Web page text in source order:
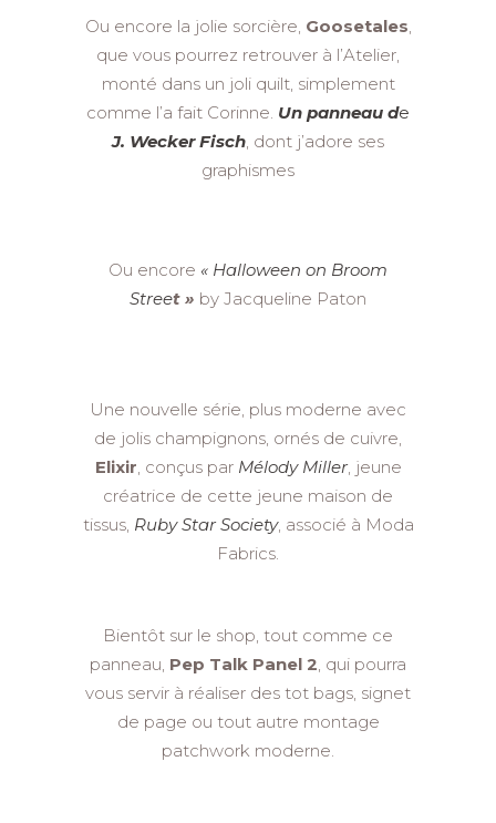
Ou encore la jolie sorcière, Goosetales
que vous pourrez retrouver à l’Atelier,
monté dans un joli quilt, simplement
comme l’a fait Corinne. Un panneau de
J. Wecker Fisch , dont j’adore ses
graphismes
Ou encore « Halloween on Broom
Street » by Jacqueline Paton
Une nouvelle série, plus moderne avec
de jolis champignons, ornés de cuivre,
Elixir , conçus parMélody Miller, jeune
créatrice de cette jeune maison de
tissus, Ruby Star Society, associé à Moda
Fabrics.
Bientôt sur le shop, tout comme ce
panneau, Pep Talk Panel 2 , qui pourra
vous servir à réaliser des tot bags, signet
de page ou tout autre montage
patchwork moderne.